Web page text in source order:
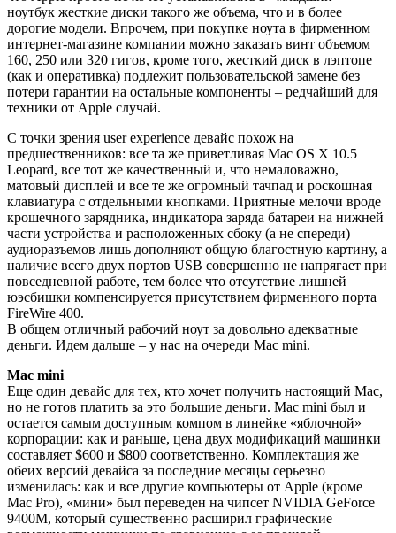
ноутбук жесткие диски такого же объема, что и в более
дорогие модели. Впрочем, при покупке ноута в фирменном
интернет-магазине компании можно заказать винт объемом
160, 250 или 320 гигов, кроме того, жесткий диск в лэптопе
(как и оперативка) подлежит пользовательской замене без
потери гарантии на остальные компоненты – редчайший для
техники от Apple случай.
С точки зрения user experience девайс похож на
предшественников: все та же приветливая Mac OS X 10.5
Leopard, все тот же качественный и, что немаловажно,
матовый дисплей и все те же огромный тачпад и роскошная
клавиатура с отдельными кнопками. Приятные мелочи вроде
крошечного зарядника, индикатора заряда батареи на нижней
части устройства и расположенных сбоку (а не спереди)
аудиоразъемов лишь дополняют общую благостную картину, а
наличие всего двух портов USB совершенно не напрягает при
повседневной работе, тем более что отсутствие лишней
юэсбишки компенсируется присутствием фирменного порта
FireWire 400.
В общем отличный рабочий ноут за довольно адекватные
деньги. Идем дальше – у нас на очереди Mac mini.
Mac mini
Еще один девайс для тех, кто хочет получить настоящий Mac,
но не готов платить за это большие деньги. Mac mini был и
остается самым доступным компом в линейке «яблочной»
корпорации: как и раньше, цена двух модификаций машинки
составляет $600 и $800 соответственно. Комплектация же
обеих версий девайса за последние месяцы серьезно
изменилась: как и все другие компьютеры от Apple (кроме
Mac Pro), «мини» был переведен на чипсет NVIDIA GeForce
9400M, который существенно расширил графические